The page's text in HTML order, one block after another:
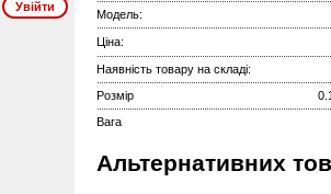
Модель:
Ціна:
Наявність товару на складі:
Розмір
Вага
Альтернативних